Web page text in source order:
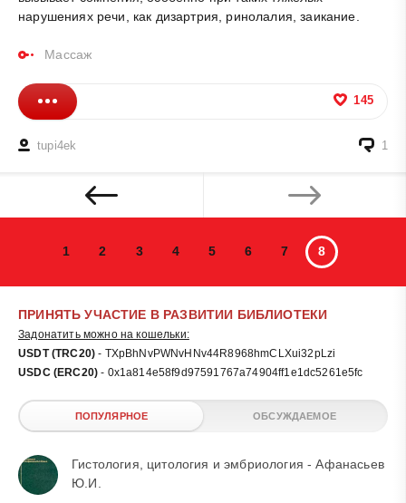
нарушениях речи, как дизартрия, ринолалия, заикание.
Массаж
145
tupi4ek 1
1 2 3 4 5 6 7 8
ПРИНЯТЬ УЧАСТИЕ В РАЗВИТИИ БИБЛИОТЕКИ
Задонатить можно на кошельки:
USDT (TRC20) - TXpBhNvPWNvHNv44R8968hmCLXui32pLzi
USDC (ERC20) - 0x1a814e58f9d97591767a74904ff1e1dc5261e5fc
ПОПУЛЯРНОЕ ОБСУЖДАЕМОЕ
Гистология, цитология и эмбриология - Афанасьев
Ю.И.